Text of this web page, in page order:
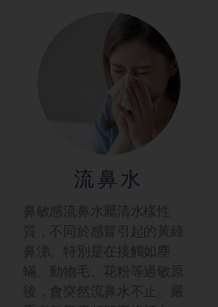
流鼻水
鼻敏感流鼻水屬清水樣性
質，不同於感冒引起的黃綠
鼻涕。特別是在接觸如塵
蟎、動物毛、花粉等過敏原
後，會突然流鼻水不止。嚴